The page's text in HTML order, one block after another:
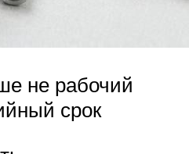
не рабочий
срок